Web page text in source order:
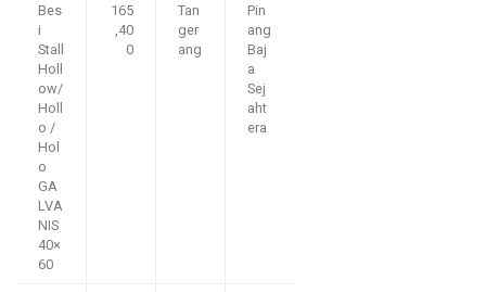
Bes
i
Stall
Holl
ow/
Holl
o /
Hol
o
GA
LVA
NIS
40×
60
165
,40
0
Tan
ger
ang
Pin
ang
Baj
a
Sej
aht
era